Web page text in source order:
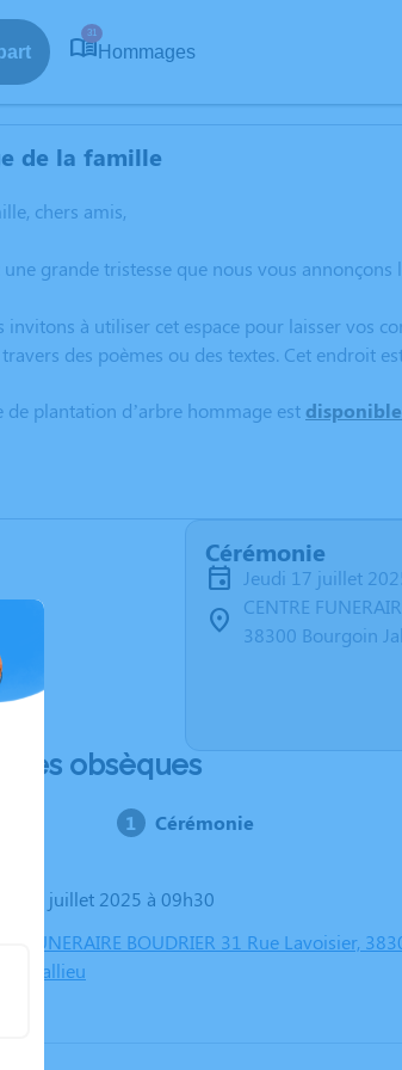
31
Hommages
de la famille
chers amis,
une grande tristesse que nous vous
invitons à utiliser cet espace pour laisser vos
travers des poèmes ou des textes. Cet endroit
de plantation d’arbre hommage est
Cérémonie
jeudi 17 juillet
CENTRE
38300 Bourgoin
des obsèques
Cérémonie
17 juillet 2025 à 09h30
FUNERAIRE BOUDRIER 31 Rue Lavoisier,
Jallieu